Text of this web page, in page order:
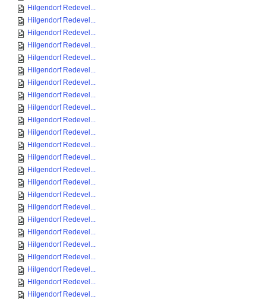
Hilgendorf Redevel...
Hilgendorf Redevel...
Hilgendorf Redevel...
Hilgendorf Redevel...
Hilgendorf Redevel...
Hilgendorf Redevel...
Hilgendorf Redevel...
Hilgendorf Redevel...
Hilgendorf Redevel...
Hilgendorf Redevel...
Hilgendorf Redevel...
Hilgendorf Redevel...
Hilgendorf Redevel...
Hilgendorf Redevel...
Hilgendorf Redevel...
Hilgendorf Redevel...
Hilgendorf Redevel...
Hilgendorf Redevel...
Hilgendorf Redevel...
Hilgendorf Redevel...
Hilgendorf Redevel...
Hilgendorf Redevel...
Hilgendorf Redevel...
Hilgendorf Redevel...